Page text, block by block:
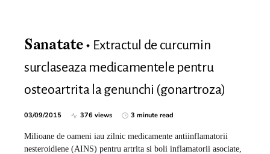
Sanatate
Extractul de curcumin
surclaseaza medicamentele pentru
osteoartrita la genunchi (gonartroza)
03/09/2015 376 views 3 minute read
Milioane de oameni iau zilnic medicamente antiinflamatorii
nesteroidiene (AINS) pentru artrita si boli inflamatorii asociate,